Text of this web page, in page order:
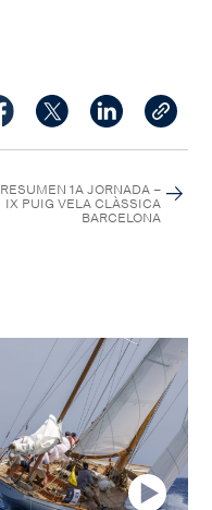
RESUMEN 1A JORNADA –
IX PUIG VELA CLÀSSICA
BARCELONA